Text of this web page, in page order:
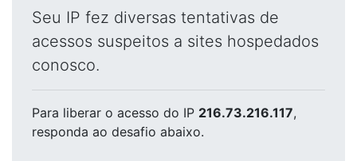
Seu IP fez diversas tentativas de
acessos suspeitos a sites hospedados
conosco.
Para liberar o acesso do IP 216.73.216.117,
responda ao desafio abaixo.